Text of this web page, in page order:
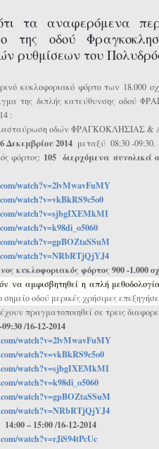
τα αναφερόμενα
της οδού
ρυθμίσεων του
κυκλοφοριακό φόρτο των 18.000
της διπλής κατεύθυνσης
:
οδών ΦΡΑΓΚΟΚΛΗΣΙΑΣ
6 Δεκεμβρίου 2014μεταξύ 08:30 -09:30.
φόρτος: 105 διερχόμενα
watch?v=2lvMwavFuMY
watch?v=vkBkRS9c5o0
watch?v=sjbgIXEMkMI
watch?v=k98di_ o5060
watch?v=gpBOZtaSSuM
watch?v=NRbRTjQjYJ4
κυκλοφοριακός φόρτος 900 -
να αμφισβητηθεί η απλή
σημείο οδού μερικές χρήσιμες
πραγματοποιηθεί σε τρεις
/16-12-2014
com/watch?v=2lvMwavFuMY
com/watch?v=vkBkRS9c5o0
com/watch?v=sjbgIXEMkMI
com/watch?v=k98di_ o5060
com/watch?v=gpBOZtaSSuM
com/watch?v=NRbRTjQjYJ4
– 15:00 /16-12-2014
com/watch?v=rJiS94tPcUc